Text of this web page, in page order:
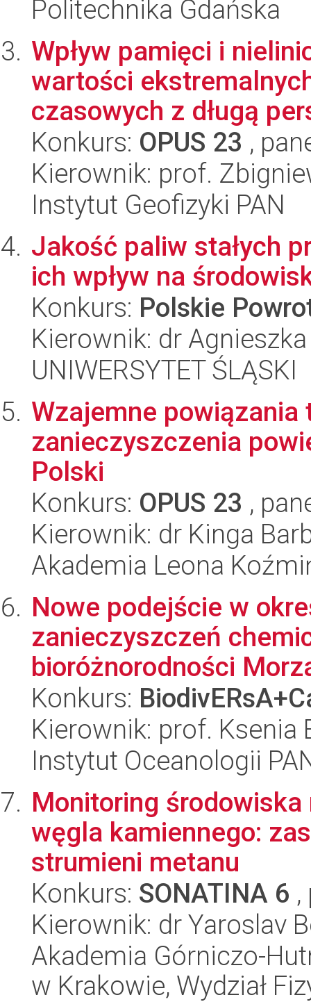
Politechnika Gdańska
Wpływ pamięci i
wartości
czasowych z długą
Konkurs: OPUS 23 ,
Kierownik: prof.
Instytut Geofizyki PAN
Jakość paliw stałych
ich wpływ na
Konkurs: Polskie
Kierownik: dr
UNIWERSYTET ŚLĄSKI
Wzajemne
zanieczyszczenia
Polski
Konkurs: OPUS 23 ,
Kierownik: dr Kinga
Akademia Leona
Nowe podejście w
zanieczyszczeń
bioróżnorodności
Konkurs:
Kierownik: prof. Ksenia
Instytut Oceanologii
Monitoring
węgla kamiennego:
strumieni metanu
Konkurs: SONATINA 6
Kierownik: dr Yaroslav
Akademia Górniczo-
w Krakowie, Wydział